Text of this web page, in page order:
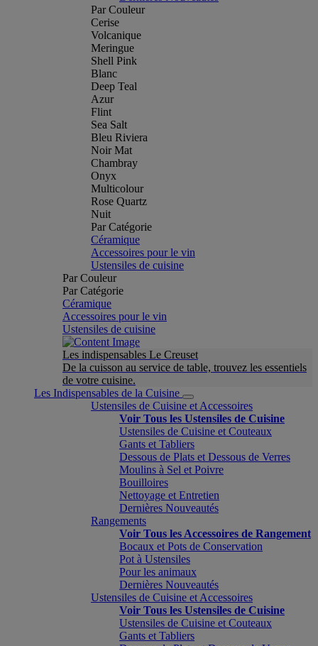
Par Couleur
Cerise
Volcanique
Meringue
Shell Pink
Blanc
Deep Teal
Azur
Flint
Sea Salt
Bleu Riviera
Noir Mat
Chambray
Onyx
Multicolour
Rose Quartz
Nuit
Par Catégorie
Céramique
Accessoires pour le vin
Ustensiles de cuisine
Par Couleur
Par Catégorie
Céramique
Accessoires pour le vin
Ustensiles de cuisine
Les indispensables Le Creuset
De la cuisson au service de table, trouvez les essentiels
de votre cuisine.
Les Indispensables de la Cuisine
Ustensiles de Cuisine et Accessoires
Voir Tous les Ustensiles de Cuisine
Ustensiles de Cuisine et Couteaux
Gants et Tabliers
Dessous de Plats et Dessous de Verres
Moulins à Sel et Poivre
Bouilloires
Nettoyage et Entretien
Dernières Nouveautés
Rangements
Voir Tous les Accessoires de Rangement
Bocaux et Pots de Conservation
Pot à Ustensiles
Pour les animaux
Dernières Nouveautés
Ustensiles de Cuisine et Accessoires
Voir Tous les Ustensiles de Cuisine
Ustensiles de Cuisine et Couteaux
Gants et Tabliers